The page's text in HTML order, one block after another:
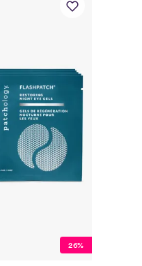
26%